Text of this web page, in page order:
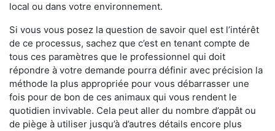
local ou dans votre environnement.
Si vous vous posez la question de savoir quel est l’intérêt
de ce processus, sachez que c’est en tenant compte de
tous ces paramètres que le professionnel qui doit
répondre à votre demande pourra définir avec précision la
méthode la plus appropriée pour vous débarrasser une
fois pour de bon de ces animaux qui vous rendent le
quotidien invivable. Cela peut aller du nombre d’appât ou
de piège à utiliser jusqu’à d’autres détails encore plus